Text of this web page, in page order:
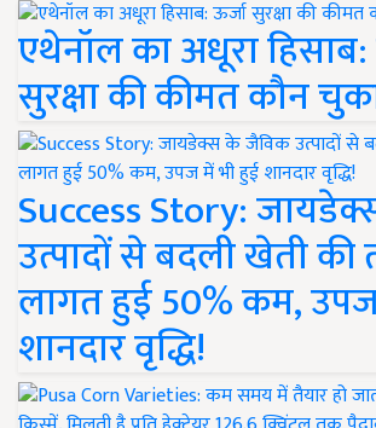
एथेनॉल का अधूरा हिसाब:
सुरक्षा की कीमत कौन
Success Story:
उत्पादों से बदली खेती की
लागत हुई 50% कम,
शानदार वृद्धि!